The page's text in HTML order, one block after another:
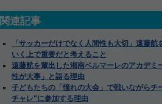
関連記事
「サッカーだけでなく人間性も大切」遠藤
いく上で重要だと考えること
遠藤航を輩出した湘南ベルマーレのアカデ
性が大事」と語る理由
子どもたちの「憧れの大会」で戦いながら
チャレ"に参加する理由